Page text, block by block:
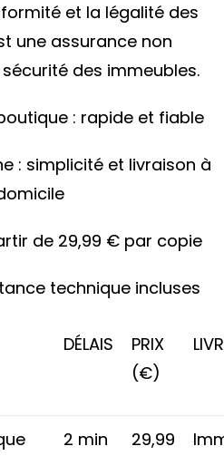
et la légalité des
une assurance non
des immeubles.
: rapide et fiable
: simplicité et livraison à
de 29,99 € par copie
technique incluses
DÉLAIS
PRIX
(€)
2 min
29,99